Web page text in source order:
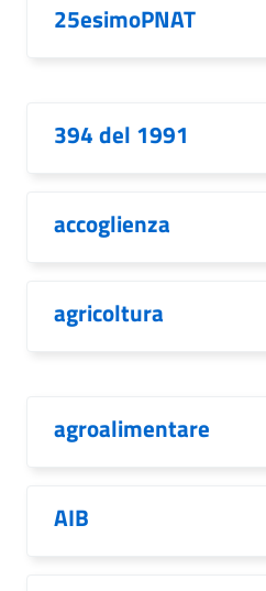
25esimoPNAT
394 del 1991
accoglienza
agricoltura
agroalimentare
AIB